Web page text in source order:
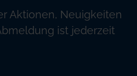
Aktionen, Neuigkeiten
ist jederzeit